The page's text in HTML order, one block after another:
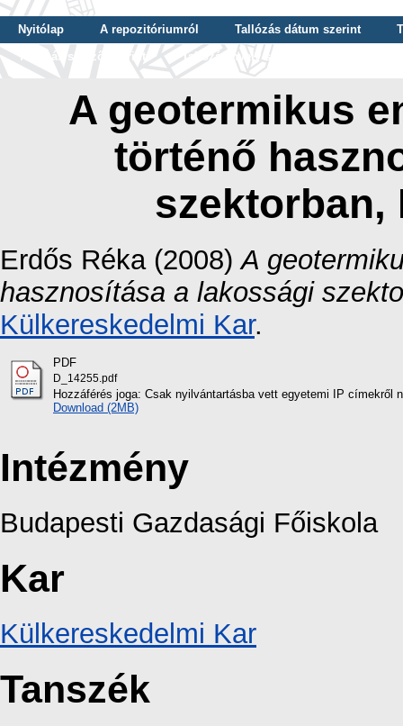
Nyitólap A repozitóriumról Tallózás dátum szerint
Tallózás szerző szerint
Tallózás nyelv szerint
A geotermikus
történő
szektorban,
Erdős Réka (2008)A
hasznosítása a lakossági
Külkereskedelmi Kar.
PDF
D_14255.pdf
Hozzáférés joga: Csak nyilvántartásba vett egyetemi IP címekről
Download (2MB)
Intézmény
Budapesti Gazdasági Főiskola
Kar
Külkereskedelmi Kar
Tanszék